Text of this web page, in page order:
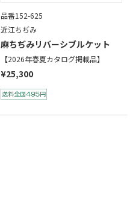
品番152-625
近江ちぢみ
麻ちぢみリバーシブルケット
【2026年春夏カタログ掲載品】
¥25,300